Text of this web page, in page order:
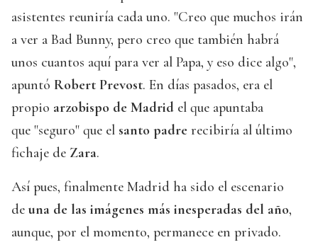
asistentes reuniría cada uno. "Creo que muchos irán
a ver a Bad Bunny, pero creo que también habrá
unos cuantos aquí para ver al Papa, y eso dice algo",
apuntó Robert Prevost. En días pasados, era el
propio arzobispo de Madrid el que apuntaba
que "seguro" que el santo padre recibiría al último
fichaje de Zara.
Así pues, finalmente Madrid ha sido el escenario
de una de las imágenes más inesperadas del año,
aunque, por el momento, permanece en privado.